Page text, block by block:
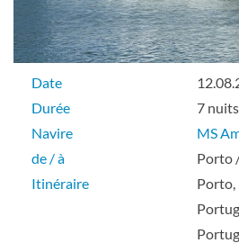
Date
Durée
7 nuits
Navire
MS
de / à
Porto
Itinéraire
Porto,